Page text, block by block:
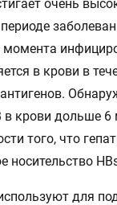
очень
момента
в крови в
в крови дольше 6
того, что
для